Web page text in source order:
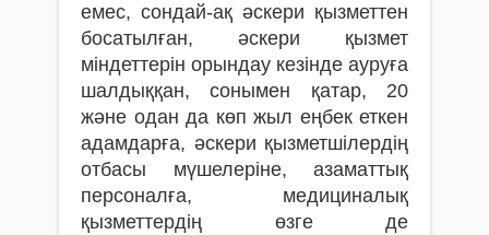
емес, сондай-ақ әскери қызметтен
босатылған, әскери қызмет
міндеттерін орындау кезінде ауруға
шалдыққан, сонымен қатар, 20
және одан да көп жыл еңбек еткен
адамдарға, әскери қызметшілердің
отбасы мүшелеріне, азаматтық
персоналға, медициналық
қызметтердің өзге де